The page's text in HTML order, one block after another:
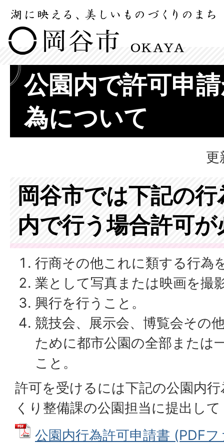
公園内で許可申
為について
更
岡谷市では下記の
内で行う場合許可
行商その他これに類する行為
業として写真または映画を撮
興行を行うこと。
競技会、展示会、博覧会その
ために都市公園の全部または
こと。
許可を受けるには下記の公園内
くり整備課の公園担当に提出し
公園内行為許可申請書 (PDF